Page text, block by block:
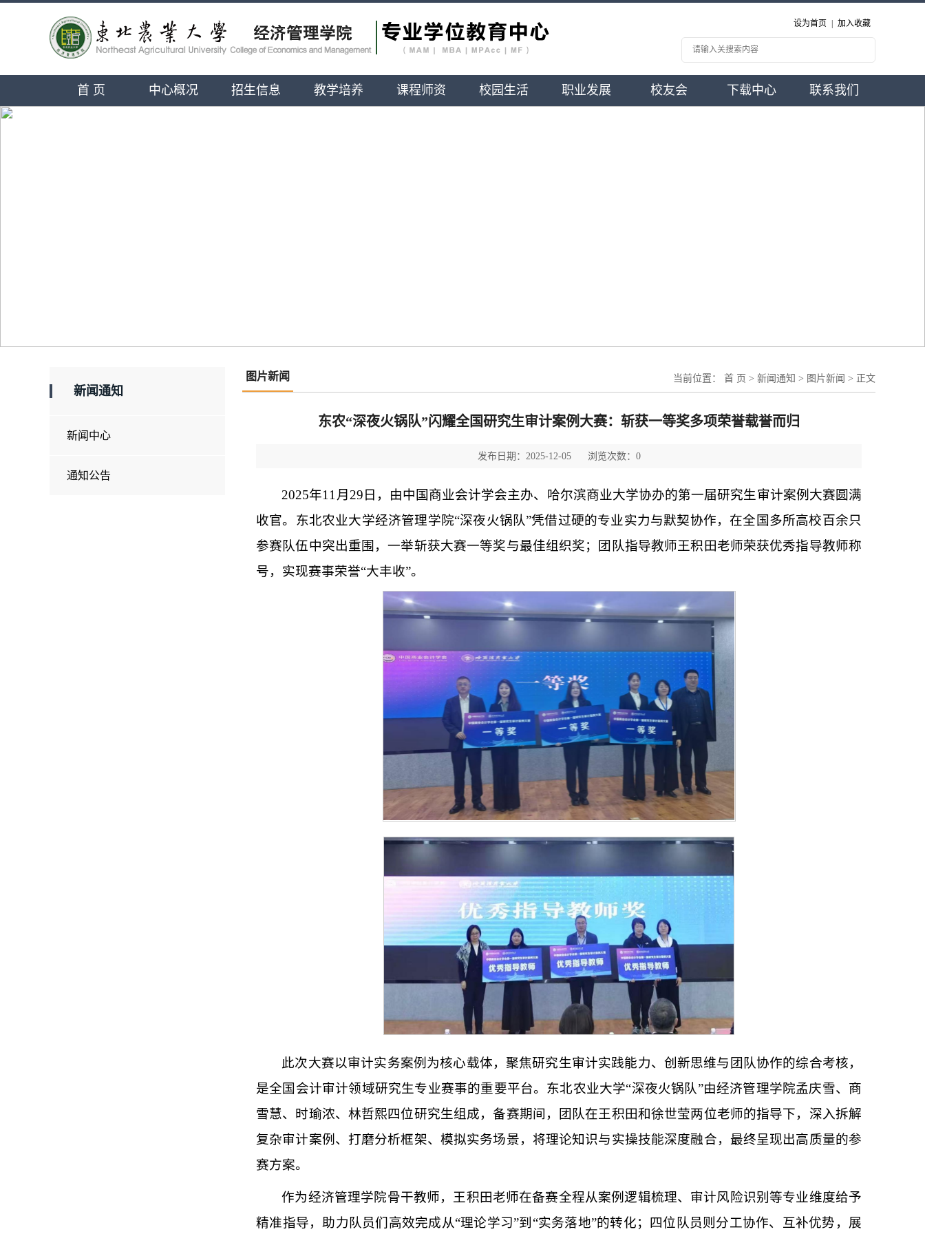
设为首页 加入收藏
首 页 中心概况 招生信息 教学培养 课程师资 校园生活 职业发展 校友会 下载中心 联系我们
新闻通知
新闻中心
通知公告
图片新闻 当前位置： 首 页 > 新闻通知 > 图片新闻 > 正文
东农“深夜火锅队”闪耀全国研究生审计案例大赛：斩获一等奖多项荣誉载誉而归
发布日期：2025-12-05 浏览次数：0
2025年11月29日，由中国商业会计学会主办、哈尔滨商业大学协办的第一届研究生审计案例大赛圆满
收官。东北农业大学经济管理学院“深夜火锅队”凭借过硬的专业实力与默契协作，在全国多所高校百余只
参赛队伍中突出重围，一举斩获大赛一等奖与最佳组织奖；团队指导教师王积田老师荣获优秀指导教师称
号，实现赛事荣誉“大丰收”。
此次大赛以审计实务案例为核心载体，聚焦研究生审计实践能力、创新思维与团队协作的综合考核，
是全国会计审计领域研究生专业赛事的重要平台。东北农业大学“深夜火锅队”由经济管理学院孟庆雪、商
雪慧、时瑜浓、林哲熙四位研究生组成，备赛期间，团队在王积田和徐世莹两位老师的指导下，深入拆解
复杂审计案例、打磨分析框架、模拟实务场景，将理论知识与实操技能深度融合，最终呈现出高质量的参
赛方案。
作为经济管理学院骨干教师，王积田老师在备赛全程从案例逻辑梳理、审计风险识别等专业维度给予
精准指导，助力队员们高效完成从“理论学习”到“实务落地”的转化；四位队员则分工协作、互补优势，展